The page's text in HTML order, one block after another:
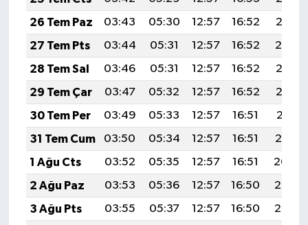
26 Tem Paz
03:43 05:30 12:57 16:52
20:15
27 Tem Pts
03:44 05:31 12:57 16:52
20:14
28 Tem Sal
03:46 05:31 12:57 16:52
20:13
29 Tem Çar
03:47 05:32 12:57 16:52
20:12
30 Tem Per
03:49 05:33 12:57 16:51
20:11
31 Tem Cum
03:50 05:34 12:57 16:51
20:10
1 Ağu Cts
03:52 05:35 12:57 16:51
20:09
2 Ağu Paz
03:53 05:36 12:57 16:50
20:08
3 Ağu Pts
03:55 05:37 12:57 16:50
20:07